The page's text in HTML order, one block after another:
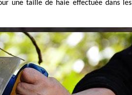
une taille de haie effectuée dans les